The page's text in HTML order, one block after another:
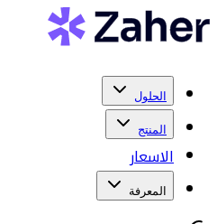
الحلول
المنتج
الاسعار
المعرفة